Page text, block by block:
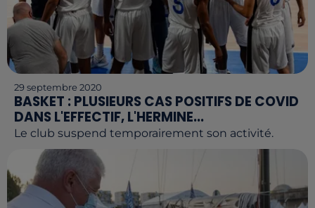
29 septembre 2020
BASKET : PLUSIEURS CAS POSITIFS DE COVID
DANS L'EFFECTIF, L'HERMINE...
Le club suspend temporairement son activité.